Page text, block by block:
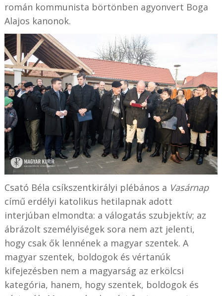
román kommunista börtönben agyonvert Boga
Alajos kanonok.
Csató Béla csíkszentkirályi plébános a Vasárnap
című erdélyi katolikus hetilapnak adott
interjúban elmondta: a válogatás szubjektív; az
ábrázolt személyiségek sora nem azt jelenti,
hogy csak ők lennének a magyar szentek. A
magyar szentek, boldogok és vértanúk
kifejezésben nem a magyarság az erkölcsi
kategória, hanem, hogy szentek, boldogok és